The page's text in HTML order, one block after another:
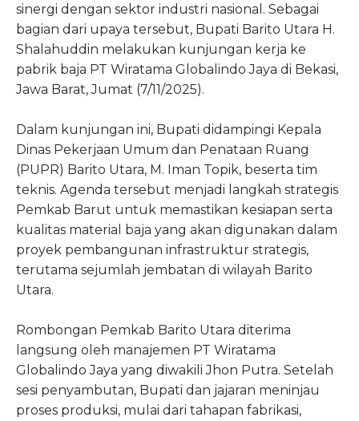
sinergi dengan sektor industri nasional. Sebagai
bagian dari upaya tersebut, Bupati Barito Utara H.
Shalahuddin melakukan kunjungan kerja ke
pabrik baja PT Wiratama Globalindo Jaya di Bekasi,
Jawa Barat, Jumat (7/11/2025).
Dalam kunjungan ini, Bupati didampingi Kepala
Dinas Pekerjaan Umum dan Penataan Ruang
(PUPR) Barito Utara, M. Iman Topik, beserta tim
teknis. Agenda tersebut menjadi langkah strategis
Pemkab Barut untuk memastikan kesiapan serta
kualitas material baja yang akan digunakan dalam
proyek pembangunan infrastruktur strategis,
terutama sejumlah jembatan di wilayah Barito
Utara.
Rombongan Pemkab Barito Utara diterima
langsung oleh manajemen PT Wiratama
Globalindo Jaya yang diwakili Jhon Putra. Setelah
sesi penyambutan, Bupati dan jajaran meninjau
proses produksi, mulai dari tahapan fabrikasi,